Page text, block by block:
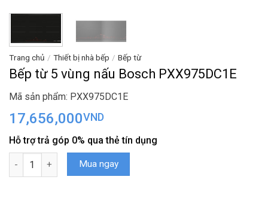
Trang chủ / Thiết bị nhà bếp / Bếp từ
Bếp từ 5 vùng nấu Bosch PXX975DC1E
Mã sản phẩm: PXX975DC1E
17,656,000VND
Hỗ trợ trả góp 0% qua thẻ tín dụng
Bếp từ 5 vùng nấu Bosch PXX975DC1E số lượng
Mua ngay